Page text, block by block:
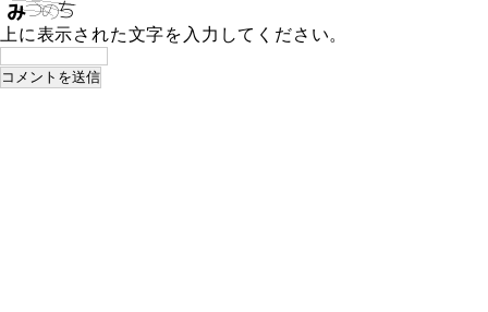
上に表示された文字を入力してください。